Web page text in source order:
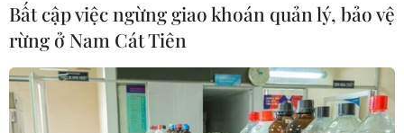
Bất cập việc ngừng giao khoán quản lý, bảo vệ
rừng ở Nam Cát Tiên